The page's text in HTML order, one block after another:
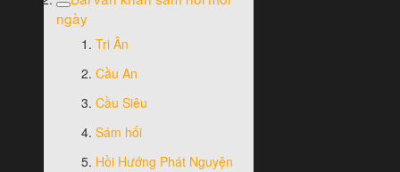
ngày
Tri Ân
Cầu An
Cầu Siêu
Sám hối
Hồi Hướng Phát Nguyện